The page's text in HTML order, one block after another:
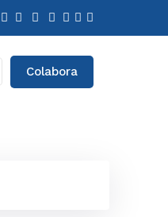
Colabora